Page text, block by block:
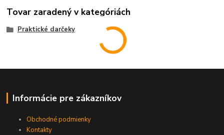
Tovar zaradený v kategóriách
Praktické darčeky
Informácie pre zákazníkov
Obchodné podmienky
Kontakty